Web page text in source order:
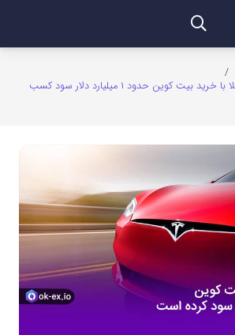
/
یک تحلیلگر می گوید تسلا با خرید بیت کوین حدود ۱ میلیارد دلار سود کسب